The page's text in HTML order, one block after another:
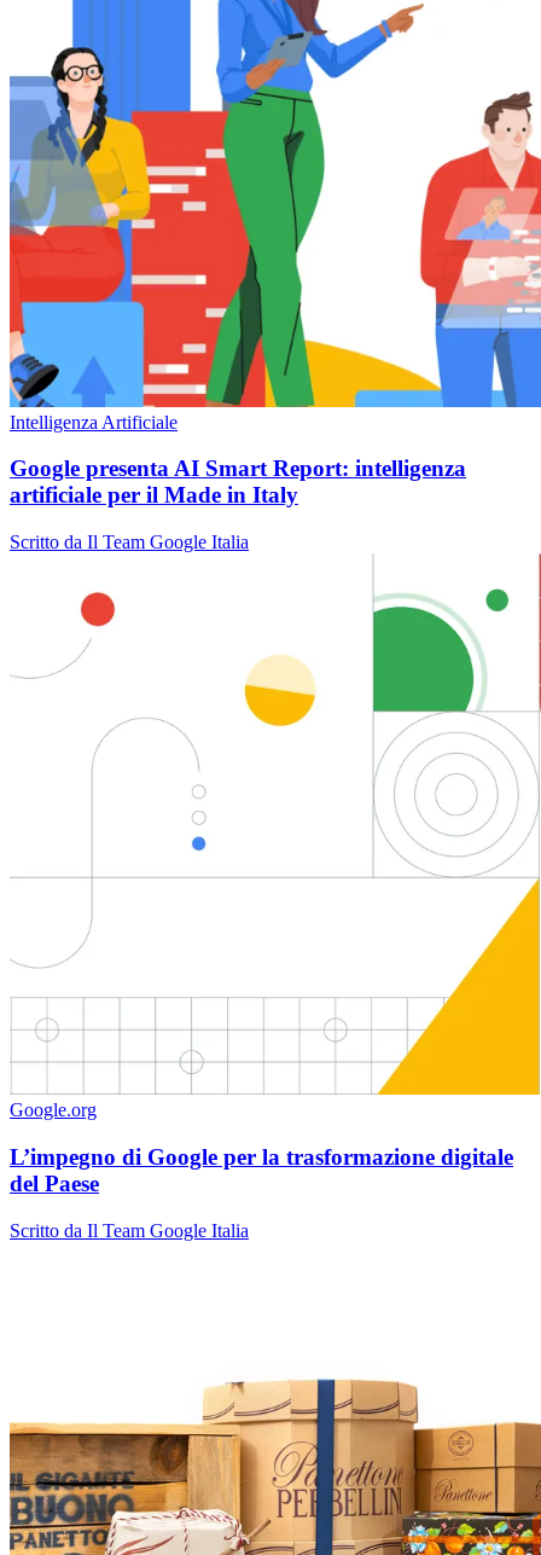
Intelligenza Artificiale
Google presenta AI Smart Report: intelligenza
artificiale per il Made in Italy
Scritto da Il Team Google Italia
Google.org
L’impegno di Google per la trasformazione digitale
del Paese
Scritto da Il Team Google Italia